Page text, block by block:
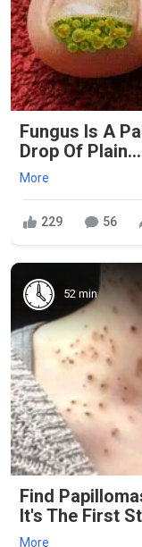
Fungus Is A
Drop Of Plain...
More
229 56
52 min
Find
It's The First
More